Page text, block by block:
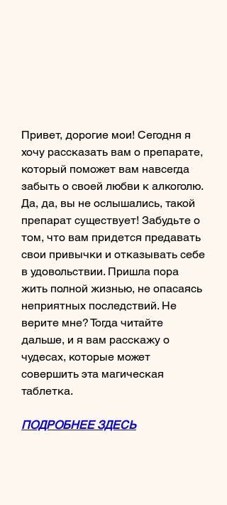
Привет, дорогие мои! Сегодня я
хочу рассказать вам о препарате,
который поможет вам навсегда
забыть о своей любви к алкоголю.
Да, да, вы не ослышались, такой
препарат существует! Забудьте о
том, что вам придется предавать
свои привычки и отказывать себе
в удовольствии. Пришла пора
жить полной жизнью, не опасаясь
неприятных последствий. Не
верите мне? Тогда читайте
дальше, и я вам расскажу о
чудесах, которые может
совершить эта магическая
таблетка.
ПОДРОБНЕЕ ЗДЕСЬ